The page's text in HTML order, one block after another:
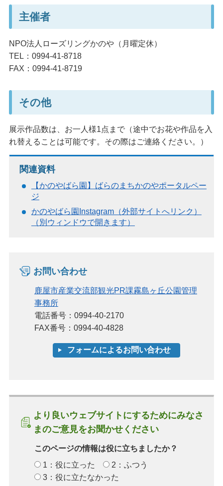
主催者
NPO法人ローズリングかのや（月曜定休）
TEL：0994-41-8718
FAX：0994-41-8719
その他
展示作品数は、お一人様1点まで（途中でお花や作品を入
れ替えることは可能です。その際はご連絡ください。）
関連資料
【かのやばら園】ばらのまちかのやポータルペー
ジ
かのやばら園Instagram（外部サイトへリンク）
（別ウィンドウで開きます）
お問い合わせ
鹿屋市産業交流部観光PR課霧島ヶ丘公園管理
事務所
電話番号：0994-40-2170
FAX番号：0994-40-4828
より良いウェブサイトにするためにみなさ
まのご意見をお聞かせください
このページの情報は役に立ちましたか？
1：役に立った
2：ふつう
3：役に立たなかった